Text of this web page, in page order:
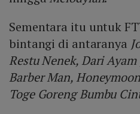
Sementara itu untuk
bintangi di antaranya
Restu Nenek, Dari
Barber Man,
Toge Goreng Bumbu